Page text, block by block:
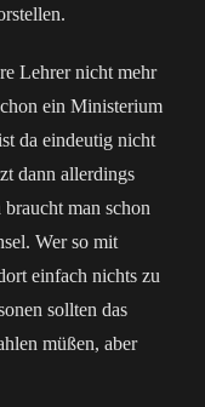
Lehrer nicht mehr
ein Ministerium
da eindeutig nicht
dann allerdings
man schon
Wer so mit
einfach nichts zu
sollten das
müßen, aber